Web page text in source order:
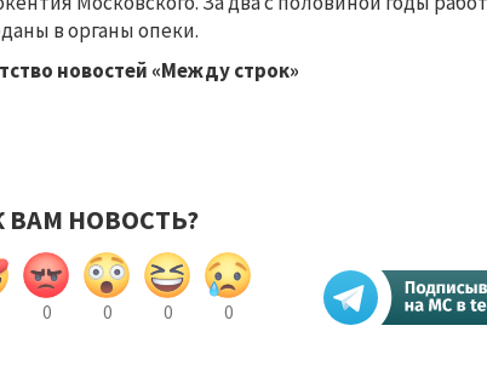
в органы опеки.
новостей «Между строк»
ВАМ НОВОСТЬ?
0 0 0 0